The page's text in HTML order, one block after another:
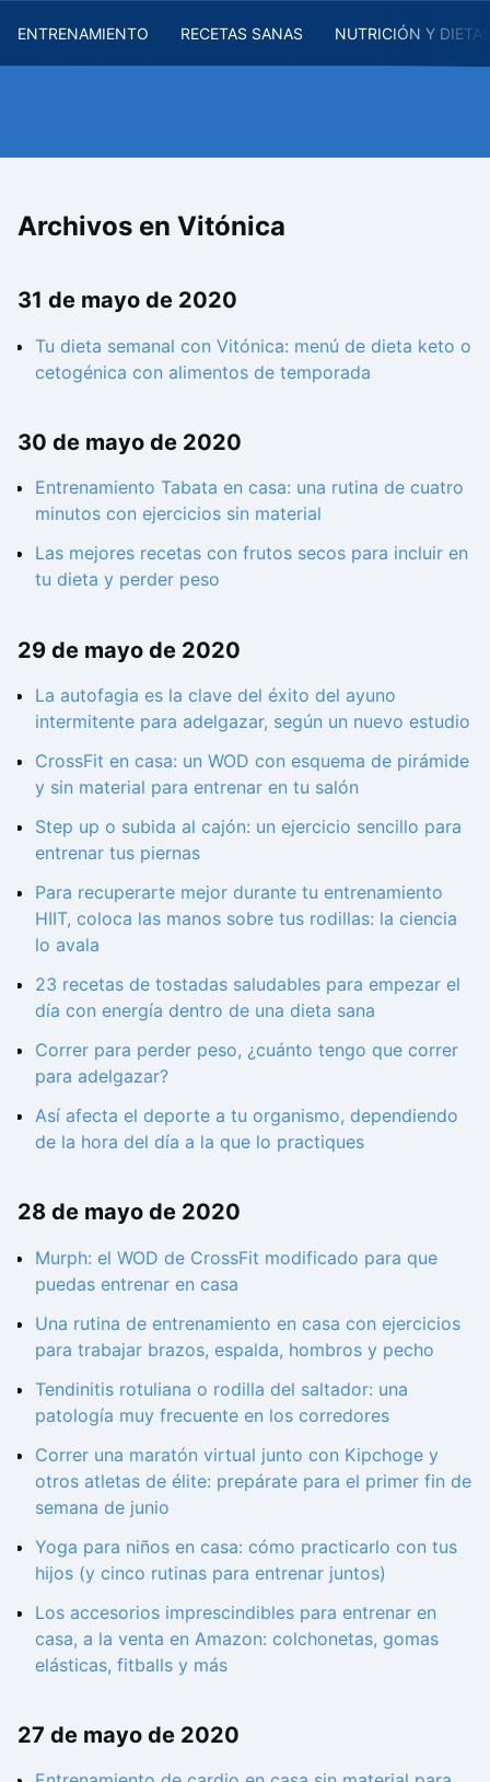
ENTRENAMIENTO RECETAS SANAS NUTRICIÓN Y
Archivos en Vitónica
31 de mayo de 2020
Tu dieta semanal con Vitónica: menú de dieta keto o
cetogénica con alimentos de temporada
30 de mayo de 2020
Entrenamiento Tabata en casa: una rutina de cuatro
minutos con ejercicios sin material
Las mejores recetas con frutos secos para incluir en
tu dieta y perder peso
29 de mayo de 2020
La autofagia es la clave del éxito del ayuno
intermitente para adelgazar, según un nuevo estudio
CrossFit en casa: un WOD con esquema de pirámide
y sin material para entrenar en tu salón
Step up o subida al cajón: un ejercicio sencillo para
entrenar tus piernas
Para recuperarte mejor durante tu entrenamiento
HIIT, coloca las manos sobre tus rodillas: la ciencia
lo avala
23 recetas de tostadas saludables para empezar el
día con energía dentro de una dieta sana
Correr para perder peso, ¿cuánto tengo que correr
para adelgazar?
Así afecta el deporte a tu organismo, dependiendo
de la hora del día a la que lo practiques
28 de mayo de 2020
Murph: el WOD de CrossFit modificado para que
puedas entrenar en casa
Una rutina de entrenamiento en casa con ejercicios
para trabajar brazos, espalda, hombros y pecho
Tendinitis rotuliana o rodilla del saltador: una
patología muy frecuente en los corredores
Correr una maratón virtual junto con Kipchoge y
otros atletas de élite: prepárate para el primer fin de
semana de junio
Yoga para niños en casa: cómo practicarlo con tus
hijos (y cinco rutinas para entrenar juntos)
Los accesorios imprescindibles para entrenar en
casa, a la venta en Amazon: colchonetas, gomas
elásticas, fitballs y más
27 de mayo de 2020